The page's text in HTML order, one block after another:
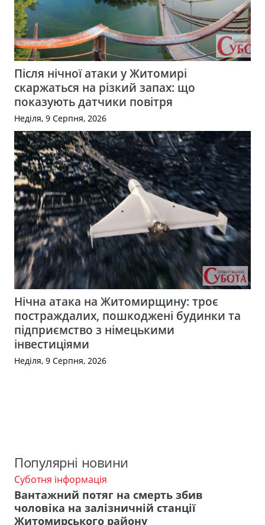
Після нічної атаки у Житомирі
скаржаться на різкий запах: що
показують датчики повітря
Неділя, 9 Серпня, 2026
Нічна атака на Житомирщину: троє
постраждалих, пошкоджені будинки та
підприємство з німецькими
інвестиціями
Неділя, 9 Серпня, 2026
Популярні новини
Суботня інформація
Вантажний потяг на смерть збив
чоловіка на залізничній станції
Житомирського району